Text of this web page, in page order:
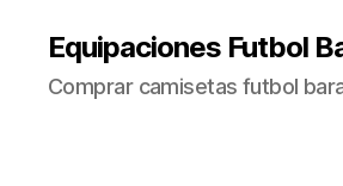
Equipaciones Futbol
Comprar camisetas futbol